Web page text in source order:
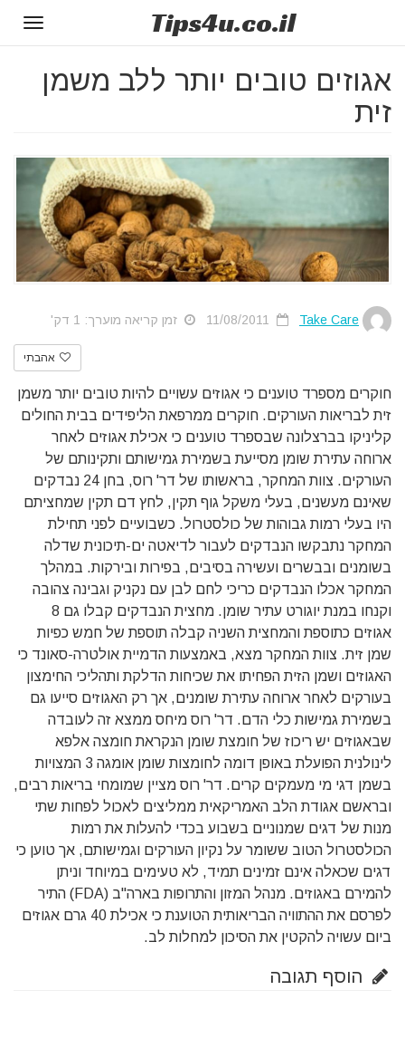
Tips4u.co.il
אגוזים טובים יותר ללב משמן
זית
Take Care זמן קריאה מוערך: 1 דק'
אהבתי
חוקרים מספרד טוענים כי אגוזים עשויים להיות טובים יותר משמן
זית לבריאות העורקים. חוקרים ממרפאת הליפידים בבית החולים
קליניקו בברצלונה שבספרד טוענים כי אכילת אגוזים לאחר
ארוחה עתירת שומן מסייעת בשמירת גמישותם ותקינותם של
העורקים. צוות המחקר, בראשותו של דר' רוס, בחן 24 נבדקים
שאינם מעשנים, בעלי משקל גוף תקין, לחץ דם תקין שמחציתם
היו בעלי רמות גבוהות של כולסטרול. כשבועיים לפני תחילת
המחקר נתבקשו הנבדקים לעבור לדיאטה ים-תיכונית שדלה
בשומנים ובבשרים ועשירה בסיבים, בפירות ובירקות. במהלך
המחקר אכלו הנבדקים כריכי לחם לבן עם נקניק וגבינה צהובה
וקנחו במנת יוגורט עתיר שומן. מחצית הנבדקים קבלו גם 8
אגוזים כתוספת והמחצית השניה קבלה תוספת של חמש כפיות
שמן זית. צוות המחקר מצא, באמצעות הדמיית אולטרה-סאונד כי
האגוזים ושמן הזית הפחיתו את שכיחות הדלקת ותהליכי החימצון
בעורקים לאחר ארוחה עתירת שומנים, אך רק האגוזים סייעו גם
בשמירת גמישות כלי הדם. דר' רוס מיחס ממצא זה לעובדה
שבאגוזים יש ריכוז של חומצת שומן הנקראת חומצה אלפא
לינולנית הפועלת באופן דומה לחומצות שומן אומגה 3 המצויות
בשמן דגי מי מעמקים קרים. דר' רוס מציין שמומחי בריאות רבים,
ובראשם אגודת הלב האמריקאית ממליצים לאכול לפחות שתי
מנות של דגים שמנוניים בשבוע בכדי להעלות את רמות
הכולסטרול הטוב ששומר על נקיון העורקים וגמישותם, אך טוען כי
דגים שכאלה אינם זמינים תמיד, לא טעימים במיוחד וניתן
להמירם באגוזים. מנהל המזון והתרופות בארה"ב (FDA) התיר
לפרסם את ההתוויה הבריאותית הטוענת כי אכילת 40 גרם אגוזים
ביום עשויה להקטין את הסיכון למחלות לב.
הוסף תגובה